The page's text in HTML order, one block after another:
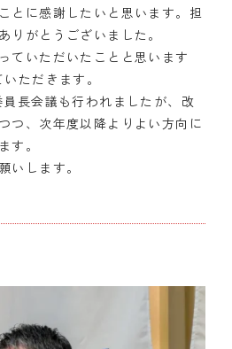
とに感謝したいと思います。担
りがとうございました。
ていただいたことと思います
ただきます。
長会議も行われましたが、改
つ、次年度以降よりよい方向に
す。
いします。